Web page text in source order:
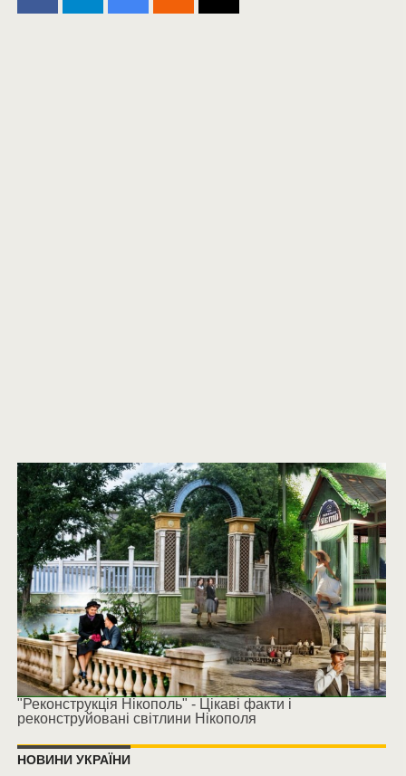
"Реконструкція Нікополь" - Цікаві факти і
реконструйовані світлини Нікополя
НОВИНИ УКРАЇНИ